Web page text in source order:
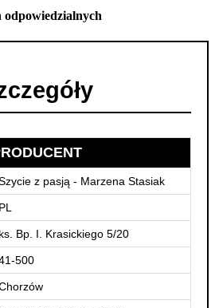
z pasją - Marzena Stasiak
PL
ks. Bp. I. Krasickiego 5/20
500